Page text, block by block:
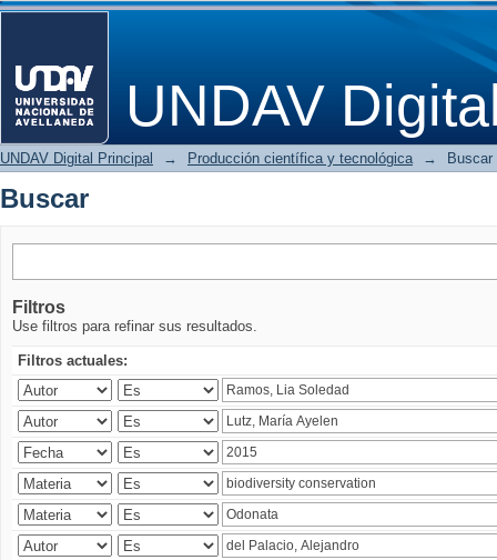
UNDAV
Buscar
UNDAV Digital Principal → Producción científica y tecnológica → Buscar
Buscar
Filtros
Use filtros para refinar sus resultados.
Filtros actuales: